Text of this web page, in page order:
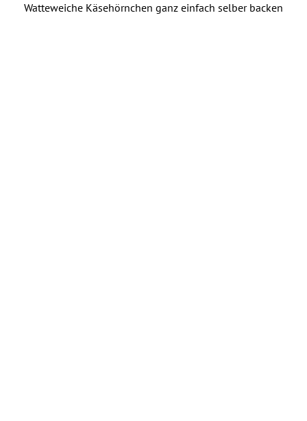
Watteweiche Käsehörnchen ganz einfach selber backen